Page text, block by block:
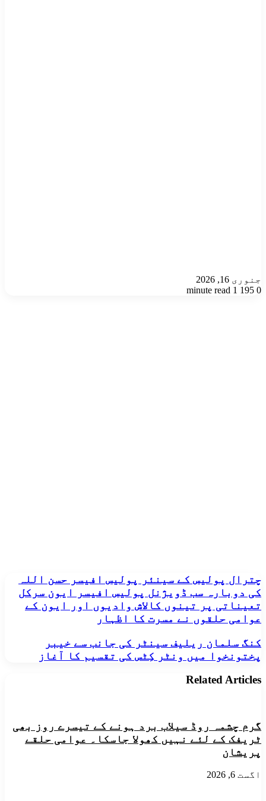
جنوری 16, 2026
0
1 minute read
چترال
پولیس
کے
سینئر
پولیس
حسن
اللہ
کی
دوبارہ
سب
ایون
سرکل
تعیناتی
پر
تینوں
کالاش
چترال پولیس کے سینئر پولیس افیسر حسن اللہ
کی دوبارہ سب ڈویژنل پولیس افیسر ایون سرکل
تعیناتی پر تینوں کالاش وادیوں اور ایون کے
عوامی حلقوں نے مسرت کا اظہار
کنگ
ریلیف
سینٹر
کی
پختونخوا
میں
ونٹر
کِٹس
تقسیم
کنگ سلمان ریلیف سینٹر کی جانب سے خیبر
پختونخوا میں ونٹر کِٹس کی تقسیم کا آغاز
Related Articles
گرم چشمہ روڈ سیلاب برد ہونے کے تیسرے روز بھی
ٹریفک کے لئے نہیں کھولا جاسکا۔ عوامی حلقے
پریشان
اگست 6, 2026